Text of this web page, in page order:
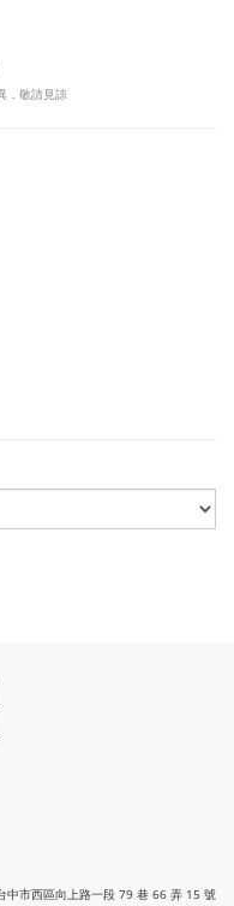
，敬請見諒
區向上路一段 79 巷 66 弄 15 號